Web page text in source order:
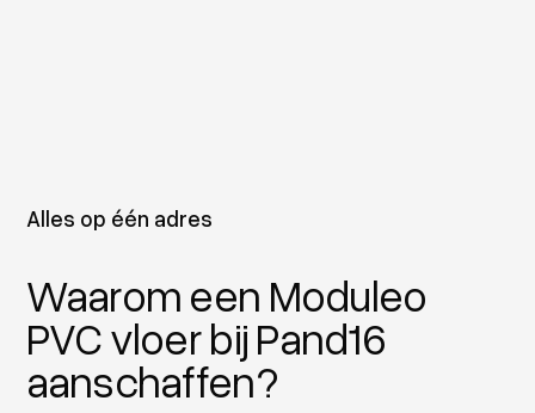
Alles op één adres
Waarom een Moduleo
PVC vloer bij Pand16
aanschaffen?